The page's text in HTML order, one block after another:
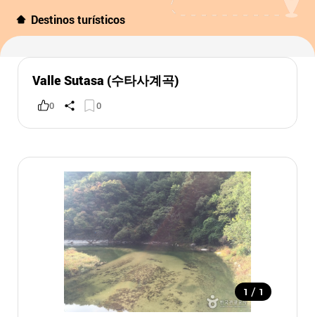
Destinos turísticos
Valle Sutasa (수타사계곡)
0 0
1 / 1